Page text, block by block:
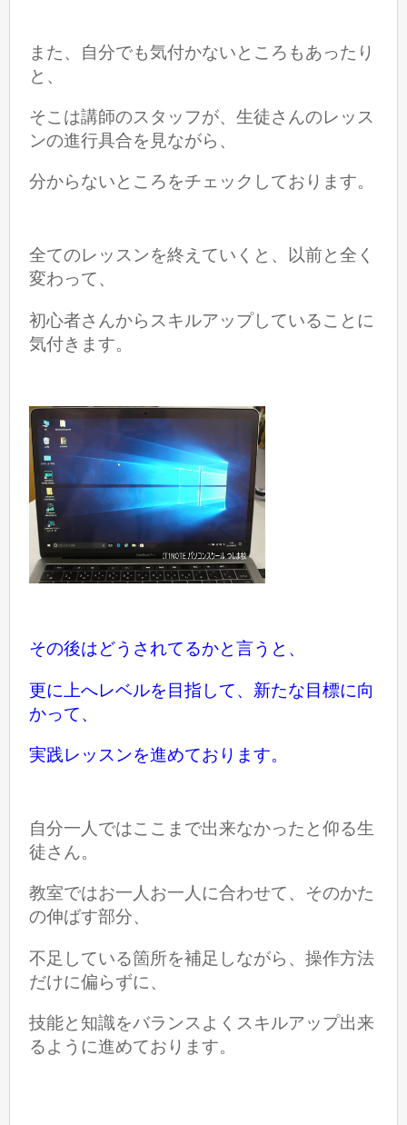
また、自分でも気付かないところもあったり
と、
そこは講師のスタッフが、生徒さんのレッス
ンの進行具合を見ながら、
分からないところをチェックしております。
全てのレッスンを終えていくと、以前と全く
変わって、
初心者さんからスキルアップしていることに
気付きます。
その後はどうされてるかと言うと、
更に上へレベルを目指して、新たな目標に向
かって、
実践レッスンを進めております。
自分一人ではここまで出来なかったと仰る生
徒さん。
教室ではお一人お一人に合わせて、そのかた
の伸ばす部分、
不足している箇所を補足しながら、操作方法
だけに偏らずに、
技能と知識をバランスよくスキルアップ出来
るように進めております。